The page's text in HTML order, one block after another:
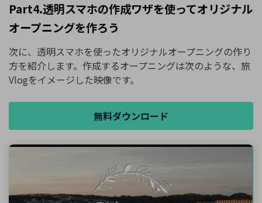
Part4.透明スマホの作成ワザを使ってオリジナル
オープニングを作ろう
次に、透明スマホを使ったオリジナルオープニングの作り
方を紹介します。作成するオープニングは次のような、旅
Vlogをイメージした映像です。
無料ダウンロード